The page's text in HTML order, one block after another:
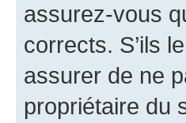
assurez-vous
corrects. S’ils
assurer de ne
propriétaire du